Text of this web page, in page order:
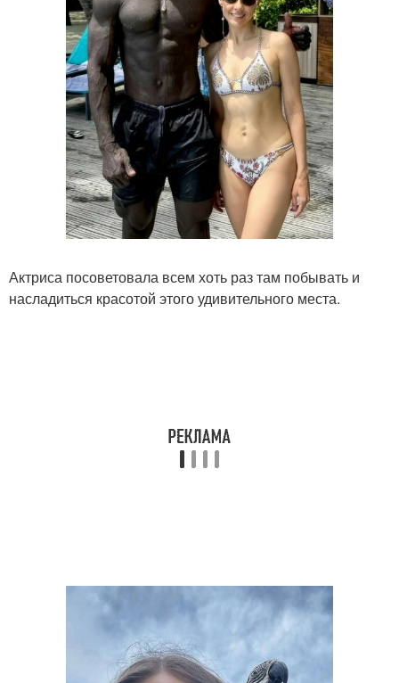
Актриса посоветовала всем хоть раз там побывать и
насладиться красотой этого удивительного места.